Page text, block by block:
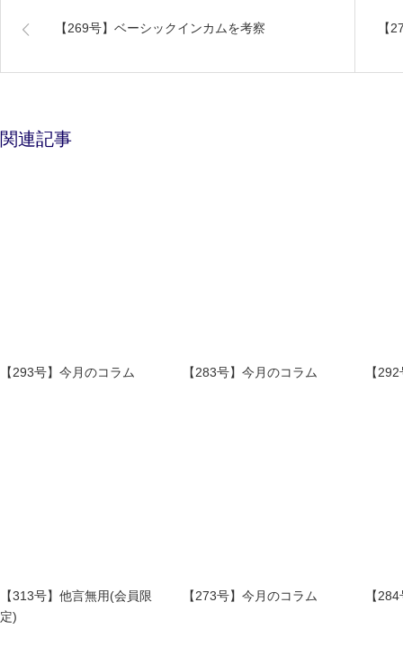
【269号】ベーシックインカムを考察 【
関連記事
【293号】今月のコラム 【283号】今月のコラム 【
【313号】他言無用(会員限
定)
【273号】今月のコラム 【